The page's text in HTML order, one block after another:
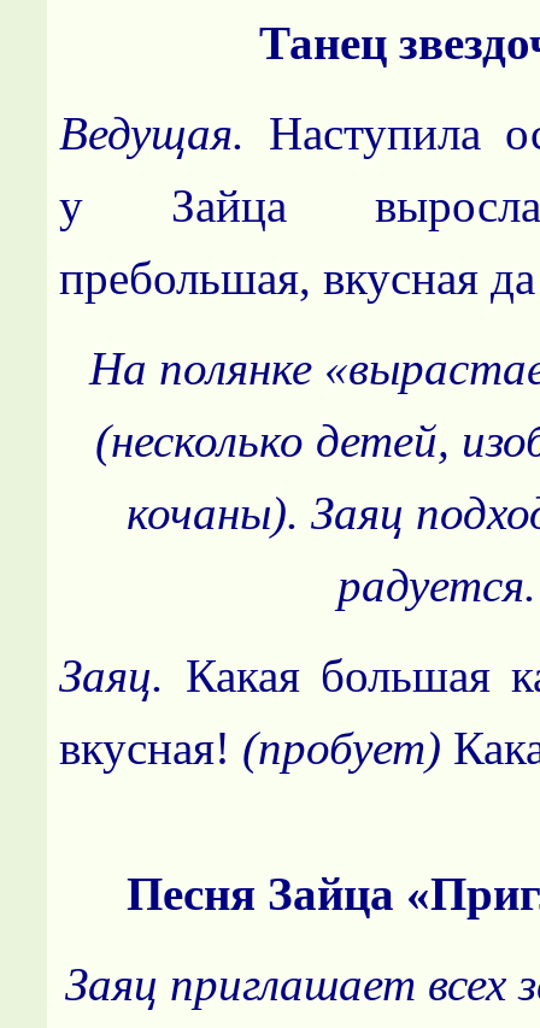
Танец
Ведущая. Наступила
у Зайца
пребольшая, вкусная
На полянке
(несколько детей,
кочаны). Заяц
радуется.
Заяц. Какая большая
вкусная! (пробует)
Песня Зайца
Заяц приглашает всех